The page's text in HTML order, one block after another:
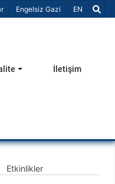
Engelsiz Gazi Dil Seçiniz
EN
İletişim
Etkinlikler